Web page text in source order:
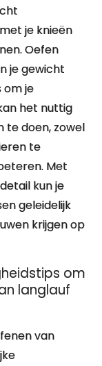
je knieën
Oefen
je gewicht
om je
het nuttig
te doen, zowel
te
Met
kun je
geleidelijk
krijgen op
om
langlauf
van